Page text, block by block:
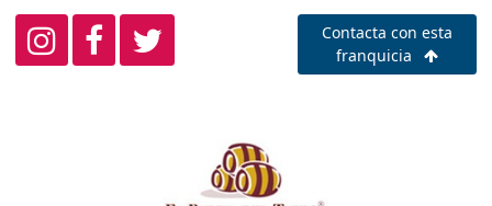
Contacta con esta
franquicia